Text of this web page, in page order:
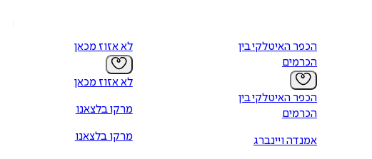
הכפר האיטלקי בין
הכרמים
הכפר האיטלקי בין
הכרמים
אמנדה ויינברג
לא אזוז מכאן
לא אזוז מכאן
מרקו בלצאנו
מרקו בלצאנו